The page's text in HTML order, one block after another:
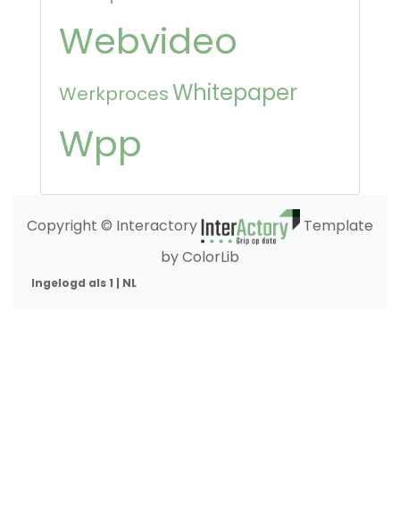
Webvideo
WerkprocesWhitepaper
Wpp
Copyright © Interactory
Template
by ColorLib
Ingelogd als 1 | NL